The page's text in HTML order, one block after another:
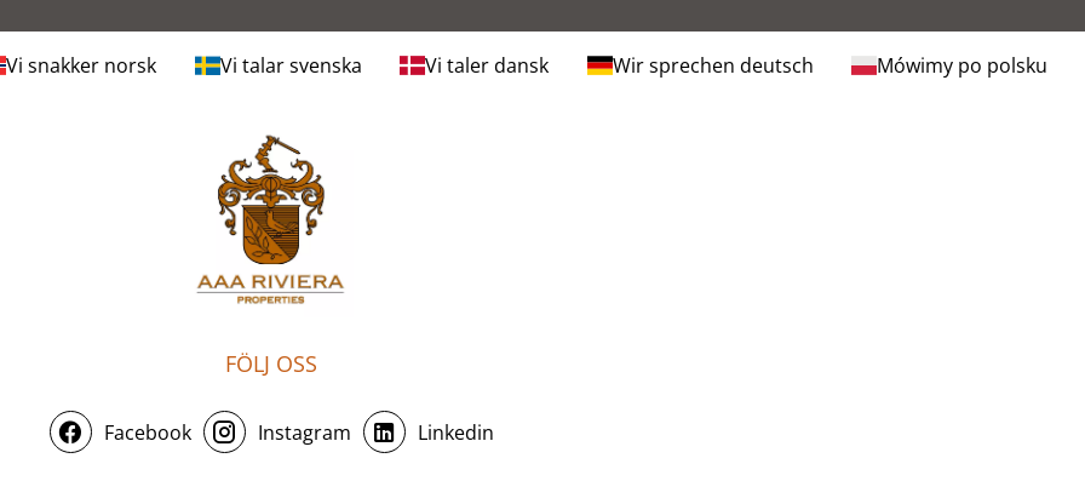
Vi snakker norsk Vi talar svenska Vi taler dansk Wir sprechen deutsch Mówimy po polsku
FÖLJ OSS
Facebook Instagram Linkedin